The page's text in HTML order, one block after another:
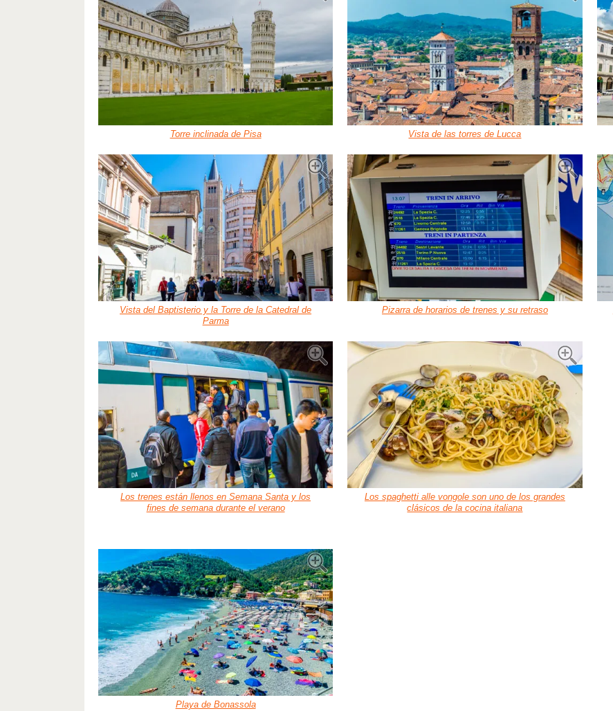
Torre inclinada de Pisa Vista de las torres de Lucca
Vista del Baptisterio y la Torre de la Catedral de
Parma
Pizarra de horarios de trenes y su retraso
Los trenes están llenos en Semana Santa y los
fines de semana durante el verano
Los spaghetti alle vongole son uno de los grandes
clásicos de la cocina italiana
Playa de Bonassola